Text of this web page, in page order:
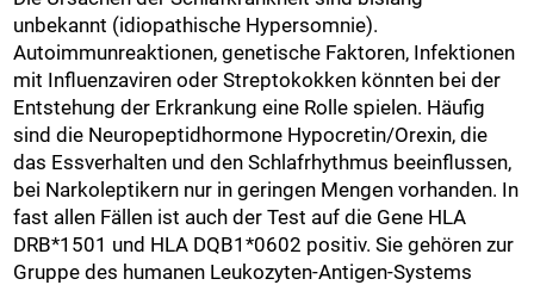
unbekannt (idiopathische Hypersomnie).
Autoimmunreaktionen, genetische Faktoren, Infektionen
mit Influenzaviren oder Streptokokken könnten bei der
Entstehung der Erkrankung eine Rolle spielen. Häufig
sind die Neuropeptidhormone Hypocretin/Orexin, die
das Essverhalten und den Schlafrhythmus beeinflussen,
bei Narkoleptikern nur in geringen Mengen vorhanden. In
fast allen Fällen ist auch der Test auf die Gene HLA
DRB*1501 und HLA DQB1*0602 positiv. Sie gehören zur
Gruppe des humanen Leukozyten-Antigen-Systems